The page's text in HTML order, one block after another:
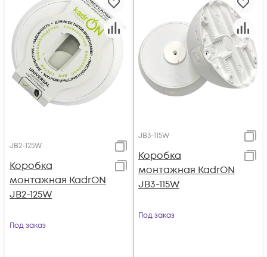
JB2-125W
Коробка
монтажная KadrON
JB2-125W
Под заказ
JB3-115W
Коробка
монтажная KadrON
JB3-115W
Под заказ